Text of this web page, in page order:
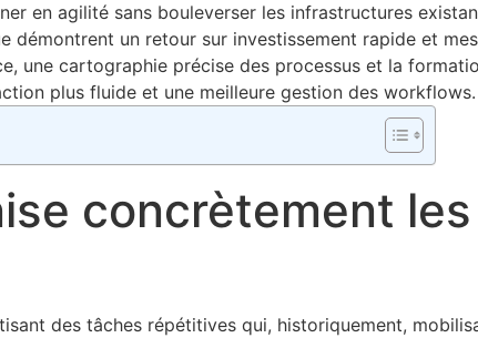
en agilité sans bouleverser les infrastructures
démontrent un retour sur investissement rapide et
une cartographie précise des processus et la
plus fluide et une meilleure gestion des workflows.
concrètement
des tâches répétitives qui, historiquement,